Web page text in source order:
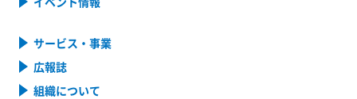
サービス・事業
広報誌
組織について